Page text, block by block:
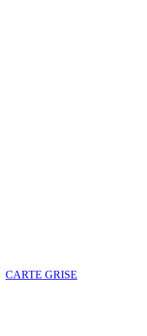
CARTE GRISE